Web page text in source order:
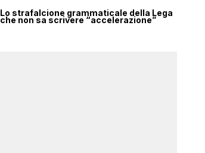
Lo strafalcione grammaticale della Lega
che non sa scrivere “accelerazione”